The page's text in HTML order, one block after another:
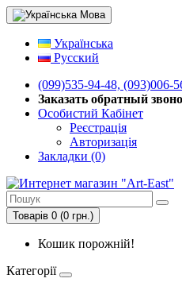
Мова
Українська
Русский
(099)535-94-48, (093)006-
Заказать обратный
Особистий Кабінет
Реєстрація
Авторизація
Закладки (0)
Товарів 0 (0 грн.)
Кошик порожній!
Категорії